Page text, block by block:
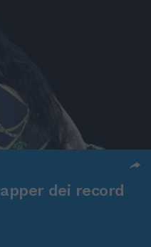
dei record